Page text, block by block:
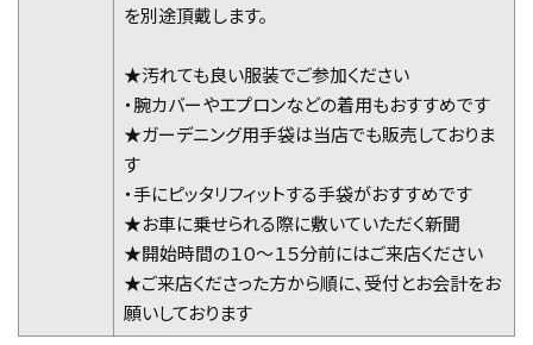
を別途頂戴します。
★汚れても良い服装でご参加ください
・腕カバーやエプロンなどの着用もおすすめです
★ガーデニング用手袋は当店でも販売しておりま
す
・手にピッタリフィットする手袋がおすすめです
★お車に乗せられる際に敷いていただく新聞
★開始時間の１０〜１５分前にはご来店ください
★ご来店くださった方から順に、受付とお会計をお
願いしております